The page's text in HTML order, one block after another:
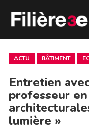
ACTU BÂTIMENT
Entretien
professeur
lumière »